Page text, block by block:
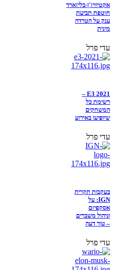
אקטיוויז'ן-בליזארד
חוטפת תביעת
ענק על הטרדה
מינית
עדי פרל
E3 2021 –
רשימת כל
המשחקים
שיופיעו באירוע
עדי פרל
בעקבות תקרית
IGN: על
אסקפיזם
וניהול משברים
– טור דעה
עדי פרל